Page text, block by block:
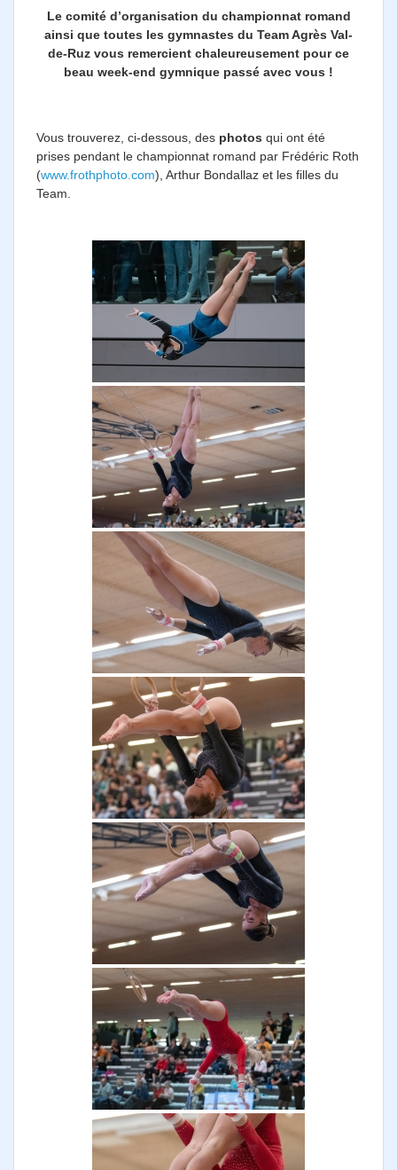
Le comité d’organisation du championnat romand
ainsi que toutes les gymnastes du Team Agrès Val-
de-Ruz vous remercient chaleureusement pour ce
beau week-end gymnique passé avec vous !
Vous trouverez, ci-dessous, des photos qui ont été
prises pendant le championnat romand par Frédéric Roth
(www.frothphoto.com), Arthur Bondallaz et les filles du
Team.